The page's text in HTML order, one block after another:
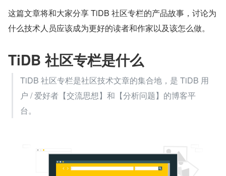
这篇文章将和大家分享 TiDB 社区专栏的产品故事，讨论为
什么技术人员应该成为更好的读者和作家以及该怎么做。
TiDB 社区专栏是什么
TiDB 社区专栏是社区技术文章的集合地，是 TiDB 用
户 / 爱好者【交流思想】和【分析问题】的博客平
台。